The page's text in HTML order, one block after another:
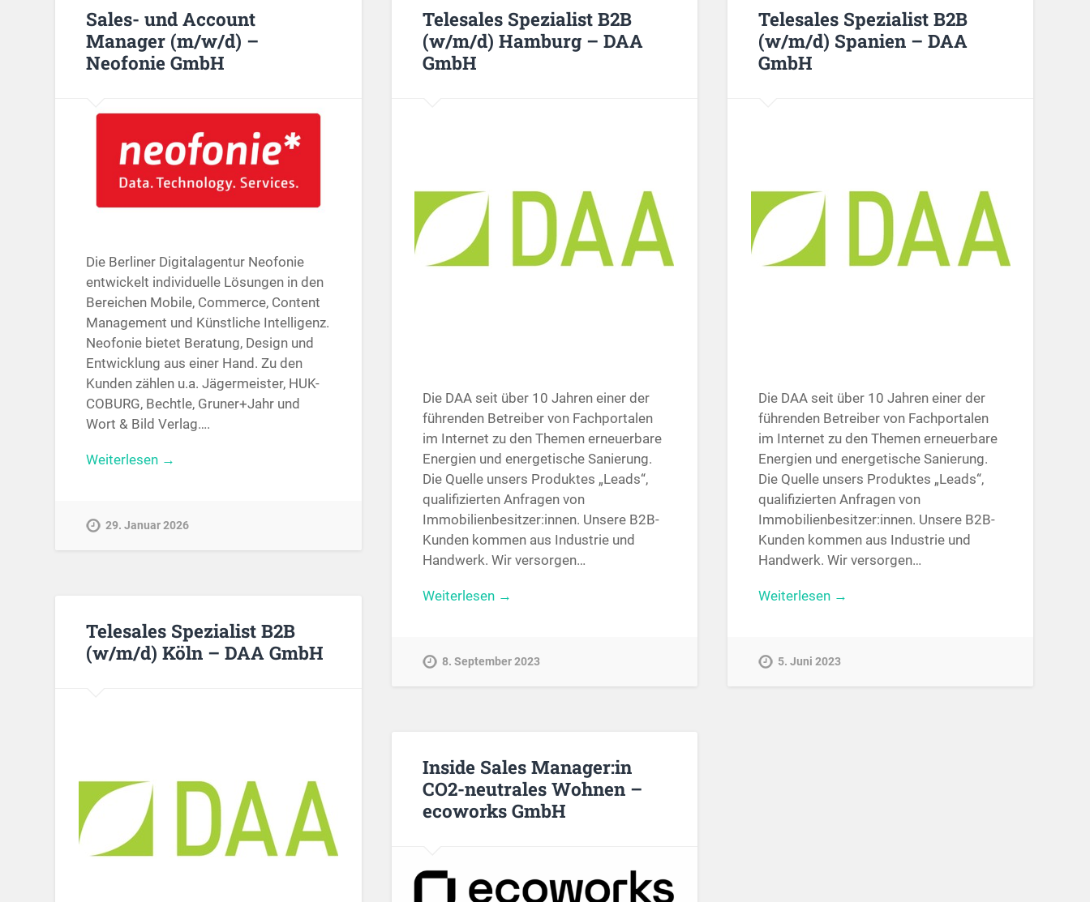
Sales- und Account
Manager (m/w/d) –
Neofonie GmbH
Die Berliner Digitalagentur Neofonie
entwickelt individuelle Lösungen in den
Bereichen Mobile, Commerce, Content
Management und Künstliche Intelligenz.
Neofonie bietet Beratung, Design und
Entwicklung aus einer Hand. Zu den
Kunden zählen u.a. Jägermeister, HUK-
COBURG, Bechtle, Gruner+Jahr und
Wort & Bild Verlag….
Weiterlesen →
29. Januar 2026
Telesales Spezialist B2B
(w/m/d) Hamburg – DAA
GmbH
Die DAA seit über 10 Jahren einer der
führenden Betreiber von Fachportalen
im Internet zu den Themen erneuerbare
Energien und energetische Sanierung.
Die Quelle unsers Produktes „Leads“,
qualifizierten Anfragen von
Immobilienbesitzer:innen. Unsere B2B-
Kunden kommen aus Industrie und
Handwerk. Wir versorgen…
Weiterlesen →
8. September 2023
Telesales Spezialist B2B
(w/m/d) Spanien – DAA
GmbH
Die DAA seit über 10 Jahren einer der
führenden Betreiber von Fachportalen
im Internet zu den Themen erneuerbare
Energien und energetische Sanierung.
Die Quelle unsers Produktes „Leads“,
qualifizierten Anfragen von
Immobilienbesitzer:innen. Unsere B2B-
Kunden kommen aus Industrie und
Handwerk. Wir versorgen…
Weiterlesen →
5. Juni 2023
Telesales Spezialist B2B
(w/m/d) Köln – DAA GmbH
Inside Sales Manager:in
CO2-neutrales Wohnen –
ecoworks GmbH